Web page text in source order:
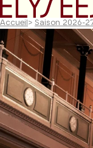
Accueil > Saison 2026-